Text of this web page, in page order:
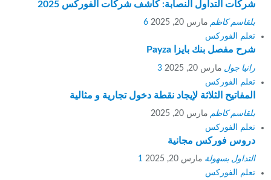
شركات التداول النصابة: كاشف شركات الفوركس 2025
بلقاسم كاظممارس 20, 2025
6
تعلم الفوركس
شرح مفصل بنك بايزا Payza
رانيا جولمارس 20, 2025
3
تعلم الفوركس
المفاتيح الثلاثة لإيجاد نقطة دخول تجارية و مثالية
بلقاسم كاظممارس 20, 2025
تعلم الفوركس
دروس فوركس مجانية
التداول بسهولةمارس 20, 2025
1
تعلم الفوركس